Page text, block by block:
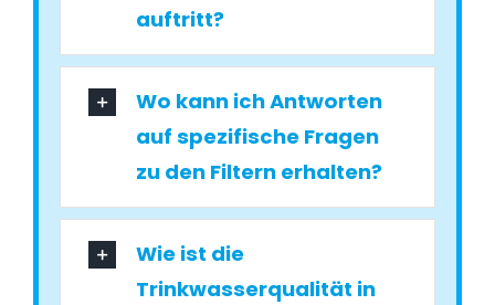
auftritt?
Wo kann ich Antworten
auf spezifische Fragen
zu den Filtern erhalten?
Wie ist die
Trinkwasserqualität in